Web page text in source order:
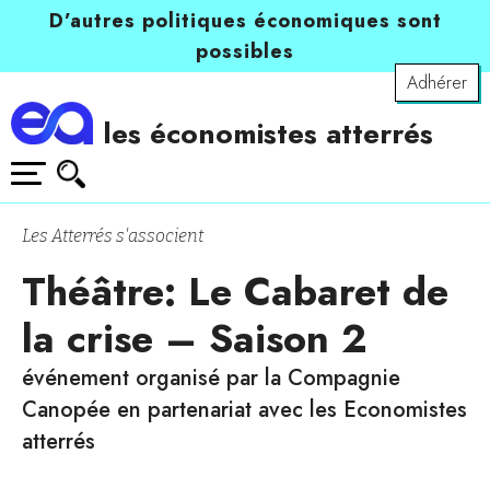
D’autres politiques économiques sont
possibles
Adhérer
les économistes atterrés
Les Atterrés s'associent
Théâtre: Le Cabaret de
la crise – Saison 2
événement organisé par la Compagnie
Canopée en partenariat avec les Economistes
atterrés